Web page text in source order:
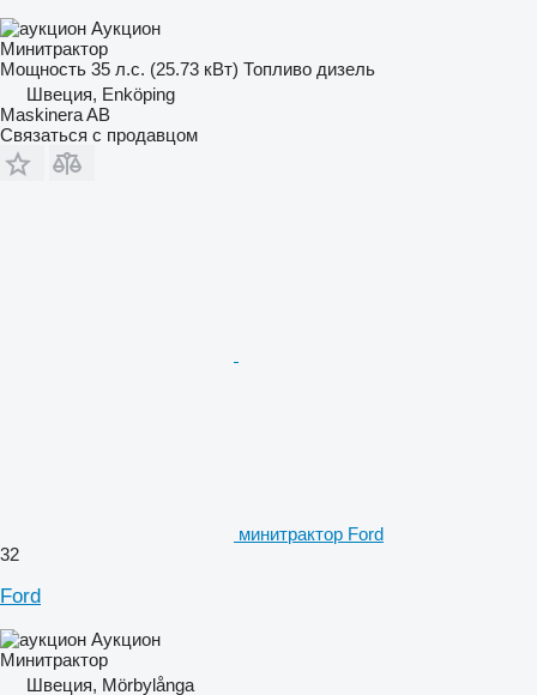
Аукцион
Минитрактор
Мощность 35 л.с. (25.73 кВт) Топливо дизель
Швеция, Enköping
Maskinera AB
Связаться с продавцом
минитрактор Ford
32
Ford
Аукцион
Минитрактор
Швеция, Mörbylånga